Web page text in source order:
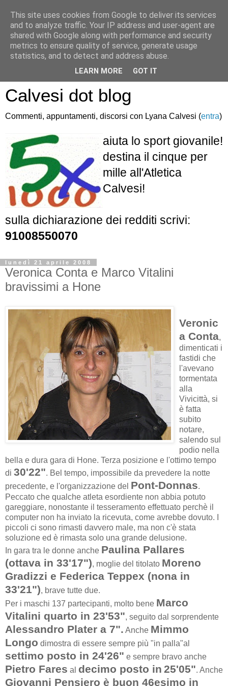
Atletica Sandro
Calvesi dot blog
Commenti, appuntamenti, discorsi con Lyana Calvesi (entra)
aiuta lo sport giovanile!
destina il cinque per
mille all'Atletica
Calvesi!
sulla dichiarazione dei redditi scrivi:
91008550070
lunedì 21 aprile 2008
Veronica Conta e Marco Vitalini
bravissimi a Hone
Veronic
a Conta,
dimenticati i
fastidi che
l'avevano
tormentata
alla
Vivicittà, si
è fatta
subito
notare,
salendo sul
podio nella
bella e dura gara di Hone. Terza posizione e l'ottimo tempo
di 30'22". Bel tempo, impossibile da prevedere la notte
precedente, e l'organizzazione del Pont-Donnas.
Peccato che qualche atleta esordiente non abbia potuto
gareggiare, nonostante il tesseramento effettuato perchè il
computer non ha inviato la ricevuta, come avrebbe dovuto. I
piccoli ci sono rimasti davvero male, ma non c'è stata
soluzione ed è rimasta solo una grande delusione.
In gara tra le donne anche Paulina Pallares
(ottava in 33'17"), moglie del titolato Moreno
Gradizzi e Federica Teppex (nona in
33'21"), brave tutte due.
Per i maschi 137 partecipanti, molto bene Marco
Vitalini quarto in 23'53", seguito dal sorprendente
Alessandro Plater a 7". Anche Mimmo
Longo dimostra di essere sempre più "in palla"al
settimo posto in 24'26" e sempre bravo anche
Pietro Fares al decimo posto in 25'05". Anche
Giovanni Pensiero è buon 46esimo in
This site uses cookies from Google to deliver its services
and to analyze traffic. Your IP address and user-agent are
shared with Google along with performance and security
metrics to ensure quality of service, generate usage
statistics, and to detect and address abuse.
LEARN MORE GOT IT